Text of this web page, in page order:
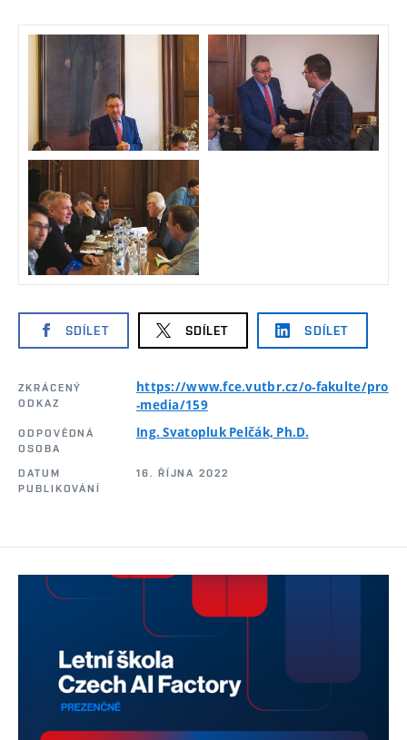
SDÍLET SDÍLET SDÍLET
ZKRÁCENÝ
ODKAZ
https://www.fce.vutbr.cz/o-fakulte/pro
-media/159
ODPOVĚDNÁ
OSOBA
Ing. Svatopluk Pelčák, Ph.D.
DATUM
PUBLIKOVÁNÍ
16. ŘÍJNA 2022